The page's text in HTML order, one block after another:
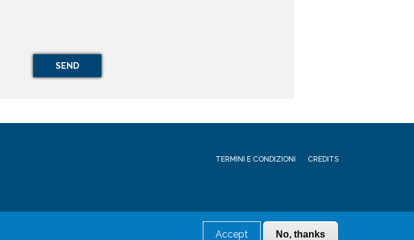
TERMINI E CONDIZIONI CREDITS
Accept No, thanks